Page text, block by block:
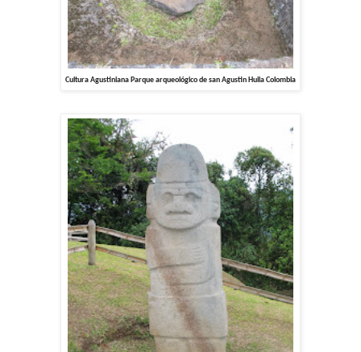
Cultura Agustiniana Parque arqueológico de san Agustin Huila Colombia